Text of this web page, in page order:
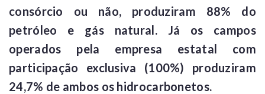
consórcio ou não, produziram 88% do
petróleo e gás natural. Já os campos
operados pela empresa estatal com
participação exclusiva (100%) produziram
24,7% de ambos os hidrocarbonetos.